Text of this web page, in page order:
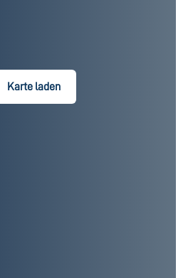
Karte laden